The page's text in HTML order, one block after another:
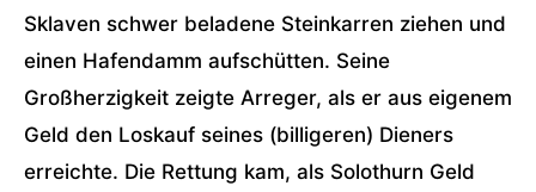
Sklaven schwer beladene Steinkarren ziehen und
einen Hafendamm aufschütten. Seine
Großherzigkeit zeigte Arreger, als er aus eigenem
Geld den Loskauf seines (billigeren) Dieners
erreichte. Die Rettung kam, als Solothurn Geld